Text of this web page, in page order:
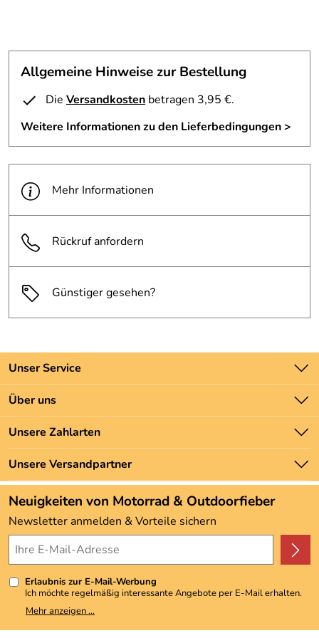
Allgemeine Hinweise zur Bestellung
Die Versandkosten betragen 3,95 €.
Weitere Informationen zu den Lieferbedingungen >
Mehr Informationen
Rückruf anfordern
Günstiger gesehen?
Unser Service
Kontakt
Batteriegesetz
Newsletter
Zahlung und Versand
Über uns
Unsere Bestseller
Marken
Neu
Angebote
Kundenbewertungen (3.493)
4,9/5*****
Unsere Zahlarten
Unsere Versandpartner
Neuigkeiten von Motorrad & Outdoorfieber
Newsletter anmelden & Vorteile sichern
Erlaubnis zur E-Mail-Werbung
Ich möchte regelmäßig interessante Angebote per E-Mail erhalten.
Meine E-Mail-Adresse wird nicht an andere Unternehmen
weitergegeben. Zu statistischen Zwecken wird in anonymer Form
Mehr anzeigen ...